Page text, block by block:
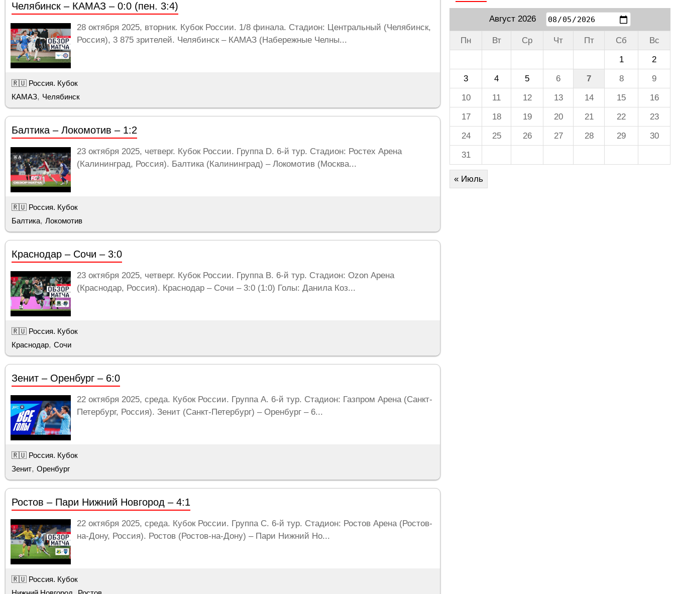
Челябинск – КАМАЗ – 0:0 (пен. 3:4)
28 октября 2025, вторник. Кубок России. 1/8 финала. Стадион: Центральный (Челябинск,
Россия), 3 875 зрителей. Челябинск – КАМАЗ (Набережные Челны...
🇷🇺 Россия. Кубок
КАМАЗ, Челябинск
Балтика – Локомотив – 1:2
23 октября 2025, четверг. Кубок России. Группа D. 6-й тур. Стадион: Ростех Арена
(Калининград, Россия). Балтика (Калининград) – Локомотив (Москва...
🇷🇺 Россия. Кубок
Балтика, Локомотив
Краснодар – Сочи – 3:0
23 октября 2025, четверг. Кубок России. Группа B. 6-й тур. Стадион: Ozon Арена
(Краснодар, Россия). Краснодар – Сочи – 3:0 (1:0) Голы: Данила Коз...
🇷🇺 Россия. Кубок
Краснодар, Сочи
Зенит – Оренбург – 6:0
22 октября 2025, среда. Кубок России. Группа A. 6-й тур. Стадион: Газпром Арена (Санкт-
Петербург, Россия). Зенит (Санкт-Петербург) – Оренбург – 6...
🇷🇺 Россия. Кубок
Зенит, Оренбург
Ростов – Пари Нижний Новгород – 4:1
22 октября 2025, среда. Кубок России. Группа C. 6-й тур. Стадион: Ростов Арена (Ростов-
на-Дону, Россия). Ростов (Ростов-на-Дону) – Пари Нижний Но...
🇷🇺 Россия. Кубок
Август 2026
Пн Вт Ср Чт Пт Сб
Вс
1
2
3
4 5 6 7 8
9
10
11 12 13 14 15
16
17
18 19 20 21 22
23
24
25 26 27 28 29
30
31
« Июль